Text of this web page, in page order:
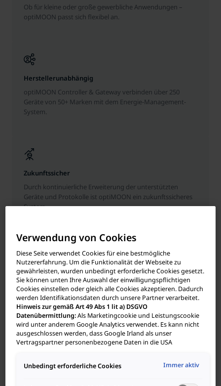
Ob für kleine oder große gewerbliche Anwendungen –
optiMOON passt sich flexibel an.
Herstellerunabhängig
optiMOON Controller & Gateway verbinden über 250
Geräte von 50+ Marken mit dem Energie-Management-
System.
Zukunftssicher
Durch kontinuierliche Erweiterung der unterstützten
Geräte und Protokolle ist optiMOON ein zukunftssicheres
System.
Erhöhte Energieautarkie
optiMOON maximiert Eigenverbrauch von selbst
erzeugtem Strom und macht unabhängiger von externen
Energiequellen.
Einfache Installation
Verwendung von Cookies
Diese Seite verwendet Cookies für eine bestmögliche
Nutzererfahrung. Um die Funktionalität der Webseite zu
gewährleisten, wurden unbedingt erforderliche Cookies gesetzt.
Sie können unten Ihre Auswahl der einwilligungspflichtigen
Cookies einstellen oder gleich alle Cookies akzeptieren. Dadurch
werden Identifikationsdaten durch unsere Partner verarbeitet.
Hinweis zur gemäß Art 49 Abs 1 lit a) DSGVO
Datenübermittlung:Als Marketingcookie und Leistungscookie
wird unter anderem Google Analytics verwendet. Es kann nicht
ausgeschlossen werden, dass Google Irland als unser
Vertragspartner personenbezogene Daten in die USA
gleichwertiges Datenschutzniveau und es fehlt an einem
Unbedingt erforderliche Cookies Immer aktiv